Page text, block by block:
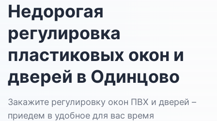
Недорогая
регулировка
пластиковых окон и
дверей в Одинцово
Закажите регулировку окон ПВХ и дверей –
приедем в удобное для вас время